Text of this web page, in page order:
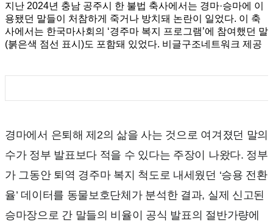
지난 2024년 충남 공주시 한 불법 축사에서는 경마·승마에 이
용됐던 말들이 처참하게 죽거나 방치돼 논란이 일었다. 이 축
사에서는 한국마사회의 ‘경주마 복지 프로그램’에 참여했던 말
(붉은색 점선 표시)도 포함돼 있었다. 비글구조네트워크 제공
경마에서 은퇴해 제2의 삶을 사는 것으로 여겨졌던 말의
수가 정부 발표보다 적을 수 있다는 주장이 나왔다. 정부
가 그동안 퇴역 경주마 복지 척도로 내세웠던 ‘승용 전환
율’ 데이터를 동물보호단체가 분석한 결과, 실제 신고된
승마장으로 간 말들의 비율이 공식 발표의 절반가량에